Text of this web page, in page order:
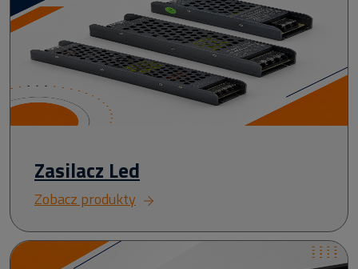
Zasilacz Led
Zobacz produkty